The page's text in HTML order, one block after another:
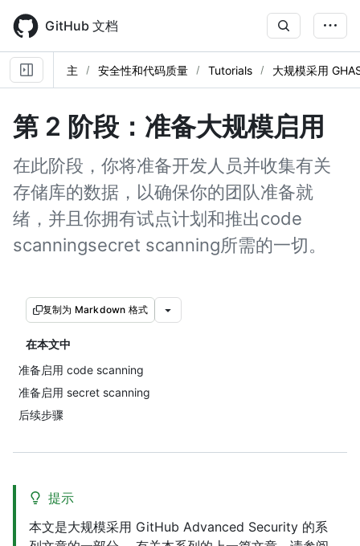
main
content
GitHub 文档
主 安全性和代码质量 Tutorials 大规模采用
第 2 阶段：准备大规模启用
在此阶段，你将准备开发人员并收集有关
存储库的数据，以确保你的团队准备就
绪，并且你拥有试点计划和推出code
scanningsecret scanning所需的一切。
复制为 Markdown 格式
在本文中
准备启用 code scanning
准备启用 secret scanning
后续步骤
提示
本文是大规模采用 GitHub Advanced Security 的系